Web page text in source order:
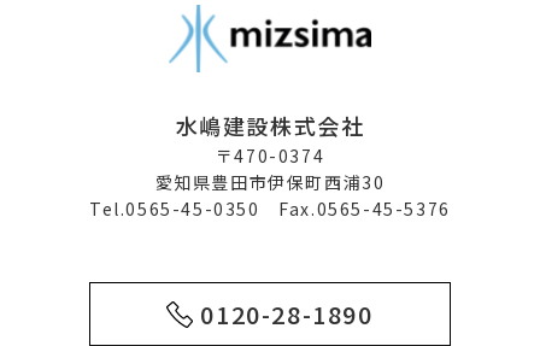
水嶋建設株式会社
〒470-0374
愛知県豊田市伊保町西浦30
Tel.0565-45-0350 Fax.0565-45-5376
0120-28-1890